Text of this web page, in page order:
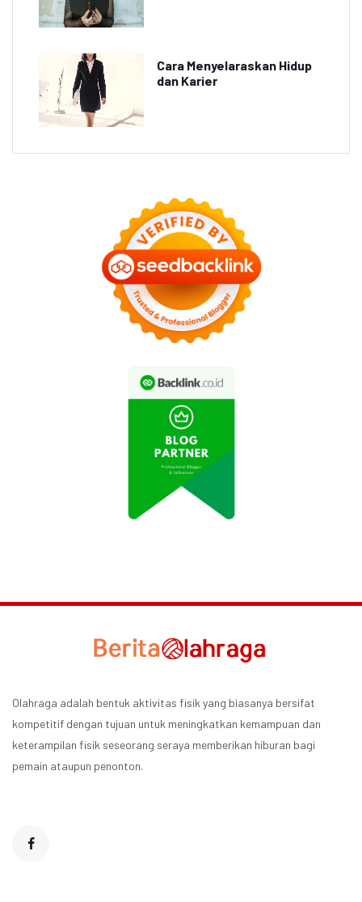
Cara Menyelaraskan Hidup
dan Karier
Olahraga adalah bentuk aktivitas fisik yang biasanya bersifat
kompetitif dengan tujuan untuk meningkatkan kemampuan dan
keterampilan fisik seseorang seraya memberikan hiburan bagi
pemain ataupun penonton.